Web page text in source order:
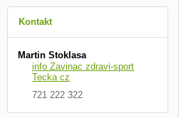
Kontakt
Martin Stoklasa
info Zavinac zdravi-sport
Tecka cz
721 222 322